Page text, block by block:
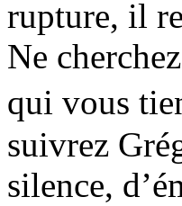
rupture, il
Ne
qui vous
suivrez
silence,